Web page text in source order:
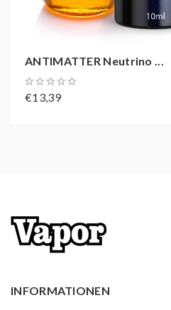
ANTIMATTER Neutrino ...
€13,39
INFORMATIONEN